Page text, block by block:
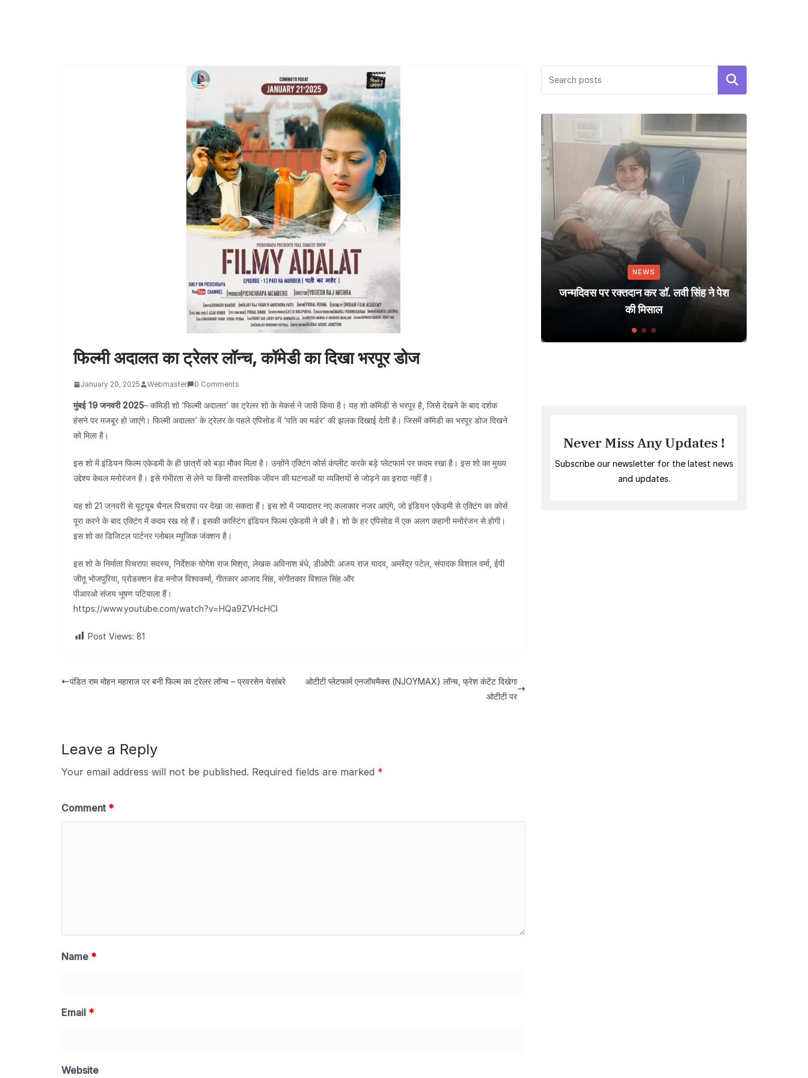
फिल्मी अदालत का ट्रेलर लॉन्च, कॉमेडी का दिखा भरपूर डोज
January 20, 2025 Webmaster 0 Comments
मुंबई 19 जनवरी 2025– कॉमेडी शो ‘फिल्मी अदालत’ का ट्रेलर शो के मेकर्स ने जारी किया है। यह शो कॉमेडी से भरपूर है, जिसे देखने के बाद दर्शक
हंसने पर मजबूर हो जाएंगे। फिल्मी अदालत’ के ट्रेलर के पहले एपिसोड में ‘पति का मर्डर’ की झलक दिखाई देती है। जिसमें कॉमेडी का भरपूर डोज दिखने
को मिला है।
इस शो में इंडियन फिल्म एकेडमी के ही छात्रों को बड़ा मौका मिला है। उन्होंने एक्टिंग कोर्स कंप्लीट करके बड़े प्लेटफार्म पर कदम रखा है। इस शो का मुख्य
उद्देश्य केवल मनोरंजन है। इसे गंभीरता से लेने या किसी वास्तविक जीवन की घटनाओं या व्यक्तियों से जोड़ने का इरादा नहीं है।
यह शो 21 जनवरी से यूट्यूब चैनल पिचरापा पर देखा जा सकता हैं। इस शो में ज्यादातर नए कलाकार नजर आएंगे, जो इंडियन एकेडमी से एक्टिंग का कोर्स
पूरा करने के बाद एक्टिंग में कदम रख रहे हैं। इसकी कास्टिंग इंडियन फिल्म एकेडमी ने की है। शो के हर एपिसोड में एक अलग कहानी मनोरंजन से होगी।
इस शो का डिजिटल पार्टनर ग्लोबल म्यूजिक जंक्शन है।
इस शो के निर्माता पिचरापा सदस्य, निर्देशक योगेश राज मिश्रा, लेखक अविनाश बंधे, डीओपी: अजय राज यादव, अमरेंद्र पटेल, संपादक विशाल वर्मा, ईपी
जीतू भोजपुरिया, प्रोडक्शन हेड मनोज विश्वकर्मा, गीतकार आजाद सिंह, संगीतकार विशाल सिंह और
पीआरओ संजय भूषण पटियाला हैं।
https://www.youtube.com/watch?v=HQa9ZVHcHCI
Post Views: 81
पंडित राम मोहन महाराज पर बनी फिल्म का ट्रेलर लॉन्च – प्रवरसेन येसांबरे
ओटीटी प्लेटफार्म एनजॉयमैक्स (NJOYMAX) लॉन्च, फ्रेश कंटेंट दिखेगा
ओटीटी पर
Leave a Reply
Your email address will not be published. Required fields are marked *
Comment *
Name *
Email *
Website
Search
जन्मदिवस पर रक्तदान कर डॉ. लवी सिंह ने पेश
Never Miss Any Updates !
Subscribe our newsletter for the latest news
and updates.